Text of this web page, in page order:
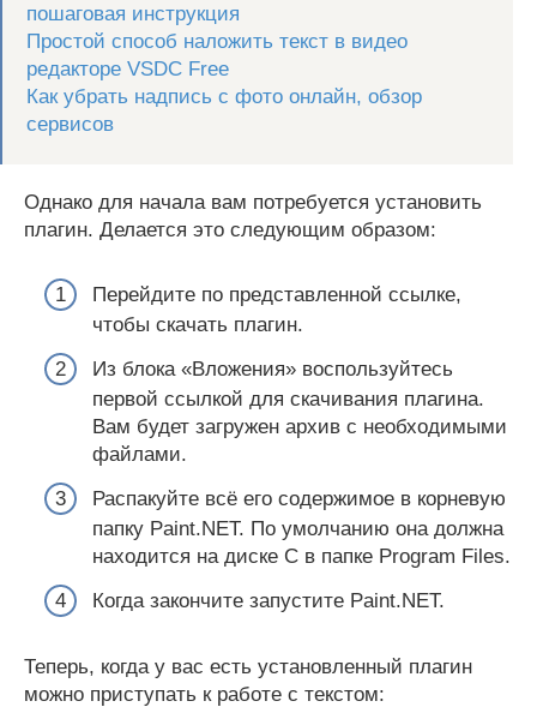
пошаговая инструкция
Простой способ наложить текст в видео
редакторе VSDC Free
Как убрать надпись с фото онлайн, обзор
сервисов
Однако для начала вам потребуется установить
плагин. Делается это следующим образом:
Перейдите по представленной ссылке,
чтобы скачать плагин.
Из блока «Вложения» воспользуйтесь
первой ссылкой для скачивания плагина.
Вам будет загружен архив с необходимыми
файлами.
Распакуйте всё его содержимое в корневую
папку Paint.NET. По умолчанию она должна
находится на диске C в папке Program Files.
Когда закончите запустите Paint.NET.
Теперь, когда у вас есть установленный плагин
можно приступать к работе с текстом: